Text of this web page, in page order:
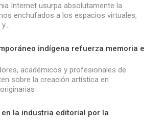
Internet usurpa absolutamente la
enchufados a los espacios virtuales,
indígena refuerza memoria e
académicos y profesionales de
sobre la creación artística en
en la industria editorial por la